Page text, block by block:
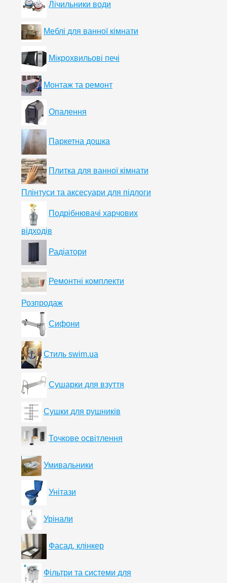
Лічильники води
Меблі для ванної кімнати
Мікрохвильові печі
Монтаж та ремонт
Опалення
Паркетна дошка
Плитка для ванної кімнати
Плінтуси та аксесуари для підлоги
Подрібнювачі харчових
відходів
Радіатори
Ремонтні комплекти
Розпродаж
Сифони
Стиль swim.ua
Сушарки для взуття
Сушки для рушників
Точкове освітлення
Умивальники
Унітази
Урінали
Фасад, клінкер
Фільтри та системи для